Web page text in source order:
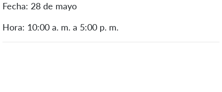
Fecha: 28 de mayo
Hora: 10:00 a. m. a 5:00 p. m.